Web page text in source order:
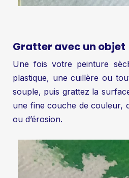
Gratter avec un objet
Une fois votre peinture
plastique, une cuillère ou
souple, puis grattez la
une fine couche de couleur,
ou d’érosion.